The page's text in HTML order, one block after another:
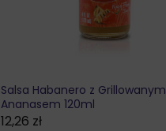
Salsa Habanero z Grillowanym
Ananasem 120ml
12,26 zł